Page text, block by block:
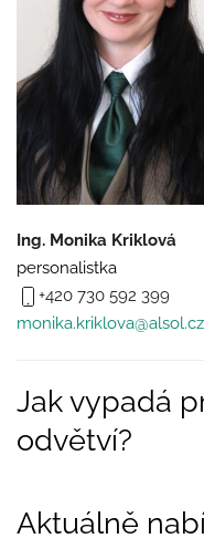
Ing. Monika Kriklová
personalistka
+420 730 592 399
monika.kriklova@alsol.cz
Jak vypadá
odvětví?
Aktuálně